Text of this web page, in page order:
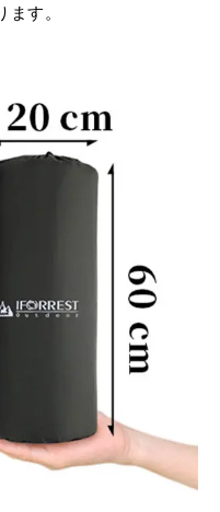
す。